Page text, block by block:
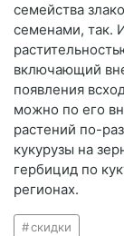
семейства
семенами, так.
включающий
появления
можно по его
растений по-
кукурузы на
гербицид по
регионах.
скидки